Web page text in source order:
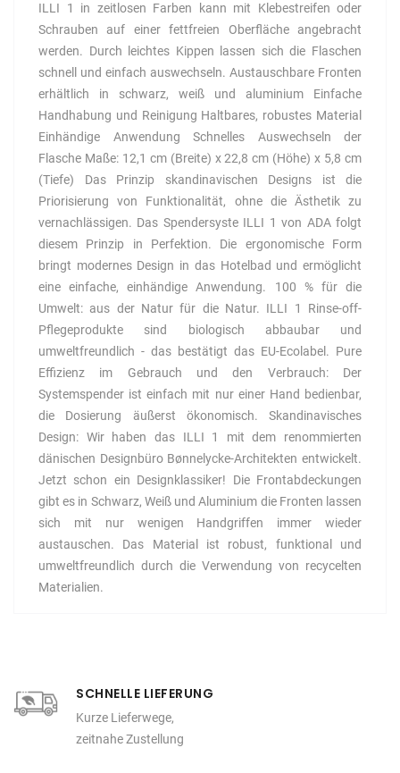
ILLI 1 in zeitlosen Farben kann mit Klebestreifen oder
Schrauben auf einer fettfreien Oberfläche angebracht
werden. Durch leichtes Kippen lassen sich die Flaschen
schnell und einfach auswechseln. Austauschbare Fronten
erhältlich in schwarz, weiß und aluminium Einfache
Handhabung und Reinigung Haltbares, robustes Material
Einhändige Anwendung Schnelles Auswechseln der
Flasche Maße: 12,1 cm (Breite) x 22,8 cm (Höhe) x 5,8 cm
(Tiefe) Das Prinzip skandinavischen Designs ist die
Priorisierung von Funktionalität, ohne die Ästhetik zu
vernachlässigen. Das Spendersyste ILLI 1 von ADA folgt
diesem Prinzip in Perfektion. Die ergonomische Form
bringt modernes Design in das Hotelbad und ermöglicht
eine einfache, einhändige Anwendung. 100 % für die
Umwelt: aus der Natur für die Natur. ILLI 1 Rinse-off-
Pflegeprodukte sind biologisch abbaubar und
umweltfreundlich - das bestätigt das EU-Ecolabel. Pure
Effizienz im Gebrauch und den Verbrauch: Der
Systemspender ist einfach mit nur einer Hand bedienbar,
die Dosierung äußerst ökonomisch. Skandinavisches
Design: Wir haben das ILLI 1 mit dem renommierten
dänischen Designbüro Bønnelycke-Architekten entwickelt.
Jetzt schon ein Designklassiker! Die Frontabdeckungen
gibt es in Schwarz, Weiß und Aluminium die Fronten lassen
sich mit nur wenigen Handgriffen immer wieder
austauschen. Das Material ist robust, funktional und
umweltfreundlich durch die Verwendung von recycelten
Materialien.
SCHNELLE LIEFERUNG
Kurze Lieferwege,
zeitnahe Zustellung